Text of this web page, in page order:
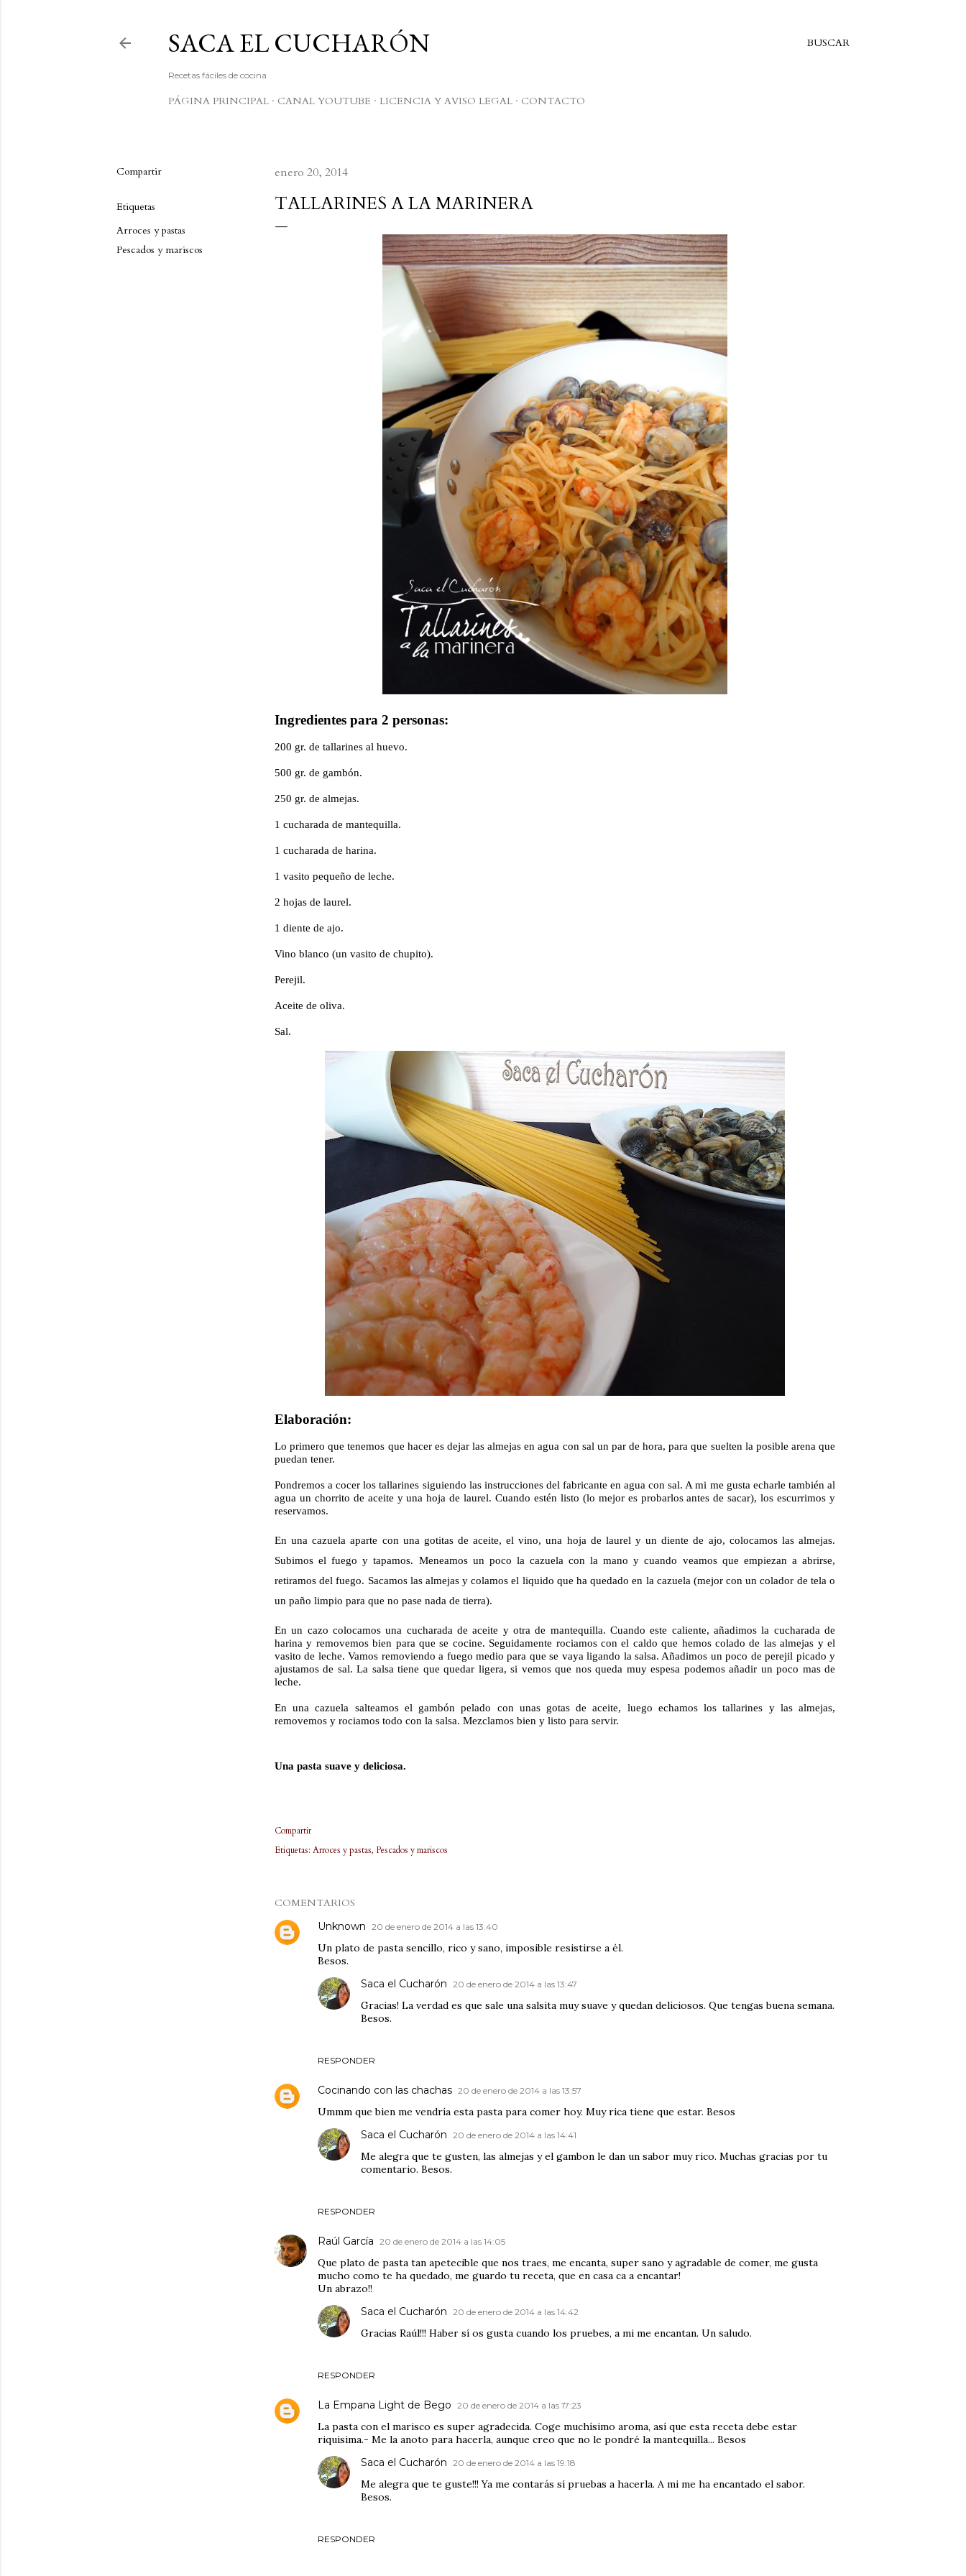
BUSCAR
SACA EL CUCHARÓN
Recetas fáciles de cocina
PÁGINA PRINCIPAL CANAL YOUTUBE LICENCIA Y AVISO LEGAL CONTACTO
Compartir
Etiquetas
Arroces y pastas
Pescados y mariscos
enero 20, 2014
TALLARINES A LA MARINERA
Ingredientes para 2 personas:
200 gr. de tallarines al huevo.
500 gr. de gambón.
250 gr. de almejas.
1 cucharada de mantequilla.
1 cucharada de harina.
1 vasito pequeño de leche.
2 hojas de laurel.
1 diente de ajo.
Vino blanco (un vasito de chupito).
Perejil.
Aceite de oliva.
Sal.
Elaboración:
Lo primero que tenemos que hacer es dejar las almejas en agua con sal un par de hora, para que suelten la posible arena que
puedan tener.
Pondremos a cocer los tallarines siguiendo las instrucciones del fabricante en agua con sal. A mi me gusta echarle también al
agua un chorrito de aceite y una hoja de laurel. Cuando estén listo (lo mejor es probarlos antes de sacar), los escurrimos y
reservamos.
En una cazuela aparte con una gotitas de aceite, el vino, una hoja de laurel y un diente de ajo, colocamos las almejas.
Subimos el fuego y tapamos. Meneamos un poco la cazuela con la mano y cuando veamos que empiezan a abrirse,
retiramos del fuego. Sacamos las almejas y colamos el liquido que ha quedado en la cazuela (mejor con un colador de tela o
un paño limpio para que no pase nada de tierra).
En un cazo colocamos una cucharada de aceite y otra de mantequilla. Cuando este caliente, añadimos la cucharada de
harina y removemos bien para que se cocine. Seguidamente rociamos con el caldo que hemos colado de las almejas y el
vasito de leche. Vamos removiendo a fuego medio para que se vaya ligando la salsa. Añadimos un poco de perejil picado y
ajustamos de sal. La salsa tiene que quedar ligera, si vemos que nos queda muy espesa podemos añadir un poco mas de
leche.
En una cazuela salteamos el gambón pelado con unas gotas de aceite, luego echamos los tallarines y las almejas,
removemos y rociamos todo con la salsa. Mezclamos bien y listo para servir.
Una pasta suave y deliciosa.
Compartir
Etiquetas: Arroces y pastas Pescados y mariscos
COMENTARIOS
Unknown 20 de enero de 2014 a las 13:40
Un plato de pasta sencillo, rico y sano, imposible resistirse a él.
Besos.
RESPONDER
Saca el Cucharón 20 de enero de 2014 a las 13:47
Gracias! La verdad es que sale una salsita muy suave y quedan deliciosos. Que tengas buena semana.
Besos.
Cocinando con las chachas 20 de enero de 2014 a las 13:57
Ummm que bien me vendría esta pasta para comer hoy. Muy rica tiene que estar. Besos
RESPONDER
Saca el Cucharón 20 de enero de 2014 a las 14:41
Me alegra que te gusten, las almejas y el gambon le dan un sabor muy rico. Muchas gracias por tu
comentario. Besos.
Raúl García 20 de enero de 2014 a las 14:05
Que plato de pasta tan apetecible que nos traes, me encanta, super sano y agradable de comer, me gusta
mucho como te ha quedado, me guardo tu receta, que en casa ca a encantar!
Un abrazo!!
RESPONDER
Saca el Cucharón 20 de enero de 2014 a las 14:42
Gracias Raúl!!! Haber sí os gusta cuando los pruebes, a mi me encantan. Un saludo.
La Empana Light de Bego 20 de enero de 2014 a las 17:23
La pasta con el marisco es super agradecida. Coge muchísimo aroma, así que esta receta debe estar
riquisima.- Me la anoto para hacerla, aunque creo que no le pondré la mantequilla... Besos
RESPONDER
Saca el Cucharón 20 de enero de 2014 a las 19:18
Me alegra que te guste!!! Ya me contarás sí pruebas a hacerla. A mi me ha encantado el sabor.
Besos.